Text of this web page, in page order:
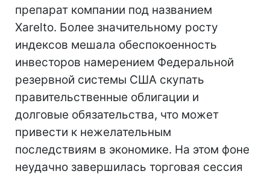
препарат компании под названием
Xarelto. Более значительному росту
индексов мешала обеспокоенность
инвесторов намерением Федеральной
резервной системы США скупать
правительственные облигации и
долговые обязательства, что может
привести к нежелательным
последствиям в экономике. На этом фоне
неудачно завершилась торговая сессия